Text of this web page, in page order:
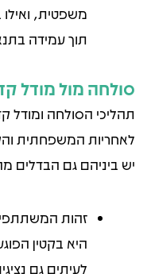
משפטית,
תוך עמידה
סולחה מול מודל
תהליכי הסולחה ומודל
לאחריות המשפחתית
יש ביניהם גם הבדלים
זהות
היא בקטין
לעיתים גם